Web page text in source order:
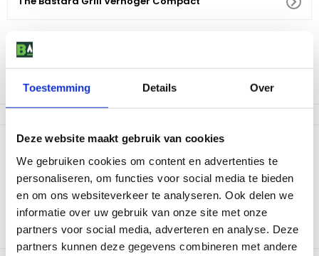
Toestemming Details Over
Deze website maakt gebruik van cookies
We gebruiken cookies om content en advertenties te
personaliseren, om functies voor social media te bieden
en om ons websiteverkeer te analyseren. Ook delen we
informatie over uw gebruik van onze site met onze
partners voor social media, adverteren en analyse. Deze
partners kunnen deze gegevens combineren met andere
29,99
Niet meer leverbaar
Let op, nog maar -10 op voorraad
Productomschrijving
The Bastard Grill Verhoger is een extra verdieping bovenop het
rooster. Zo is er met deze grill verhoger 60% extra grill
oppervlakte. Ook kan je vlees, vis en groente wat verder van het
vuur plaatsen voor een langzamere garing of om warm te
houden. Met de extra etage kan je extra veel bereiden op jouw
kamado en zijn verschillende producten makkelijker te scheiden.